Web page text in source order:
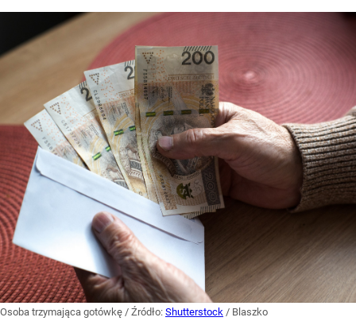
Osoba trzymająca gotówkę / Źródło: Shutterstock / Blaszko